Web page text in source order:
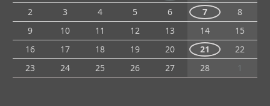
2
3 4 5 6 7
8
9
10 11 12 13 14
15
16
17 18 19 20 21
22
23
24 25 26 27 28 1